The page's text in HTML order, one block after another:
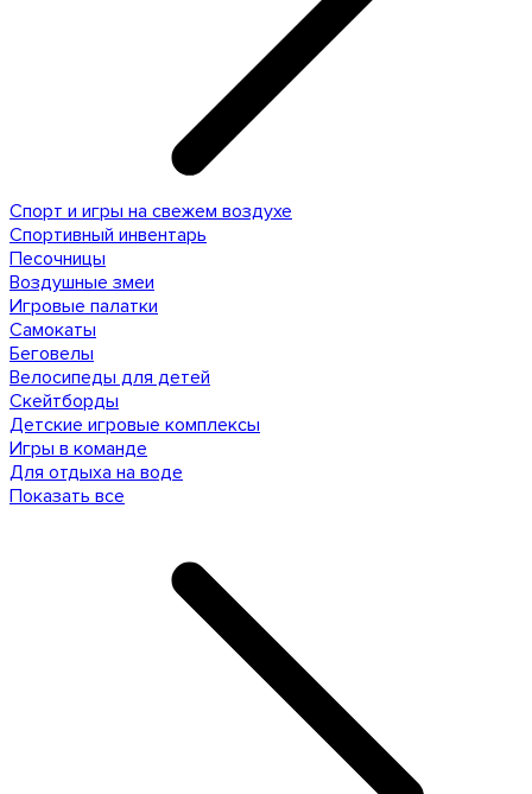
Спорт и игры на свежем воздухе
Спортивный инвентарь
Песочницы
Воздушные змеи
Игровые палатки
Самокаты
Беговелы
Велосипеды для детей
Скейтборды
Детские игровые комплексы
Игры в команде
Для отдыха на воде
Показать все